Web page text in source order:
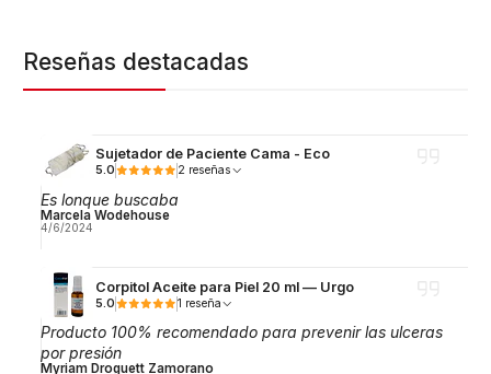
Reseñas destacadas
Sujetador de Paciente Cama - Eco
5.0 2 reseñas
Es lonque buscaba
Marcela Wodehouse
4/6/2024
Corpitol Aceite para Piel 20 ml — Urgo
5.0 1 reseña
Producto 100% recomendado para prevenir las ulceras
por presión
Myriam Droguett Zamorano